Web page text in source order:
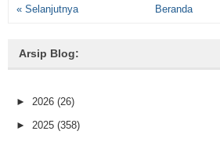
« Selanjutnya Beranda
Arsip Blog:
► 2026 (26)
► 2025 (358)